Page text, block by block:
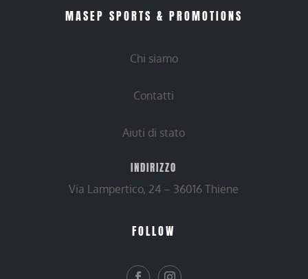
MASEP SPORTS & PROMOTIONS
Chi siamo
Contatti
Aiuti di stato
INDIRIZZO
Via Lampertico, 24 – 36016 Thiene
FOLLOW